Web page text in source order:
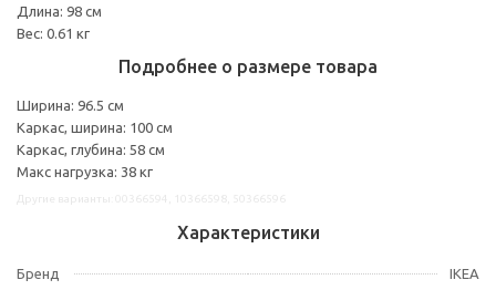
Длина: 98 см
Вес: 0.61 кг
Подробнее о размере товара
Ширина: 96.5 см
Каркас, ширина: 100 см
Каркас, глубина: 58 см
Макс нагрузка: 38 кг
Характеристики
Бренд
IKEA